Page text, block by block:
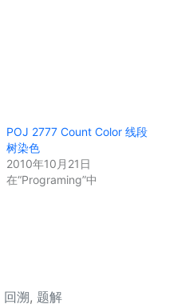
POJ 2777 Count Color 线段
树染色
2010年10月21日
在“Programing”中
回溯, 题解